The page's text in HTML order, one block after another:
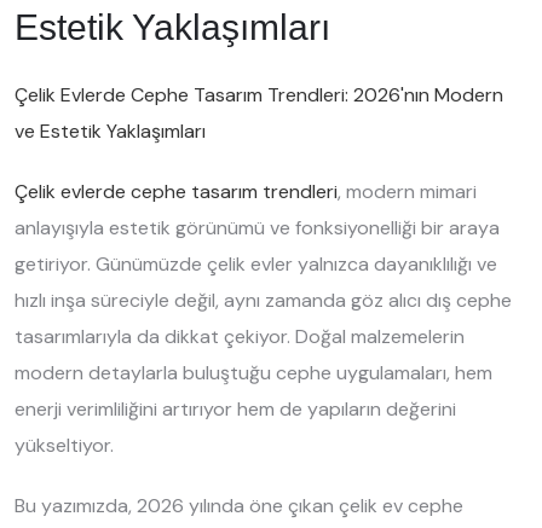
Estetik Yaklaşımları
Çelik Evlerde Cephe Tasarım Trendleri: 2026'nın Modern
ve Estetik Yaklaşımları
Çelik evlerde cephe tasarım trendleri, modern mimari
anlayışıyla estetik görünümü ve fonksiyonelliği bir araya
getiriyor. Günümüzde çelik evler yalnızca dayanıklılığı ve
hızlı inşa süreciyle değil, aynı zamanda göz alıcı dış cephe
tasarımlarıyla da dikkat çekiyor. Doğal malzemelerin
modern detaylarla buluştuğu cephe uygulamaları, hem
enerji verimliliğini artırıyor hem de yapıların değerini
yükseltiyor.
Bu yazımızda, 2026 yılında öne çıkan çelik ev cephe